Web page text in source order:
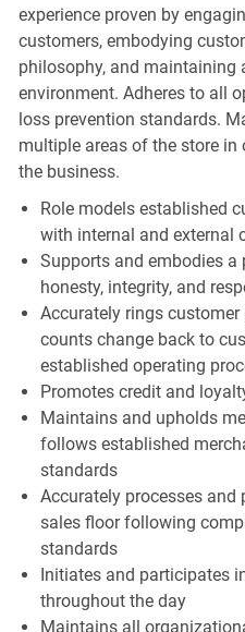
experience proven by
customers, embodying
philosophy, and maintaining
environment. Adheres to all
loss prevention standards.
multiple areas of the store in
the business.
Role models established
with internal and external
Supports and embodies
honesty, integrity, and
Accurately rings
counts change back to
established operating
Promotes credit and
Maintains and upholds
follows established
standards
Accurately processes and
sales floor following
standards
Initiates and participates
throughout the day
Maintains all